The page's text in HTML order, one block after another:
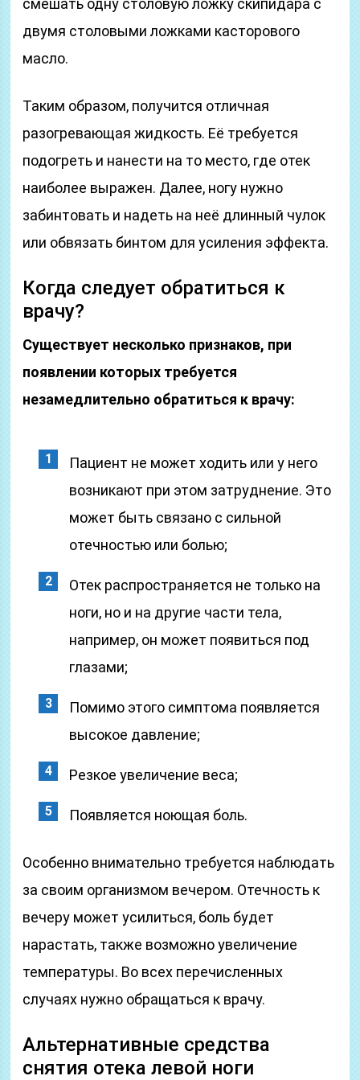
смешать одну столовую ложку скипидара с
двумя столовыми ложками касторового
масло.
Таким образом, получится отличная
разогревающая жидкость. Её требуется
подогреть и нанести на то место, где отек
наиболее выражен. Далее, ногу нужно
забинтовать и надеть на неё длинный чулок
или обвязать бинтом для усиления эффекта.
Когда следует обратиться к
врачу?
Существует несколько признаков, при
появлении которых требуется
незамедлительно обратиться к врачу:
Пациент не может ходить или у него
возникают при этом затруднение. Это
может быть связано с сильной
отечностью или болью;
Отек распространяется не только на
ноги, но и на другие части тела,
например, он может появиться под
глазами;
Помимо этого симптома появляется
высокое давление;
Резкое увеличение веса;
Появляется ноющая боль.
Особенно внимательно требуется наблюдать
за своим организмом вечером. Отечность к
вечеру может усилиться, боль будет
нарастать, также возможно увеличение
температуры. Во всех перечисленных
случаях нужно обращаться к врачу.
Альтернативные средства
снятия отека левой ноги